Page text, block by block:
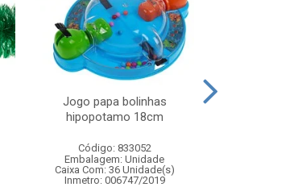
Jogo papa bolinhas
hipopotamo 18cm
Código: 833052
Embalagem: Unidade
Caixa Com: 36 Unidade(s)
Inmetro: 006747/2019